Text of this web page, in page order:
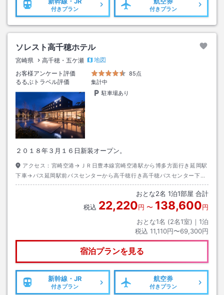
付きプラン 付きプラン
ソレスト高千穂ホテル
宮崎県 高千穂・五ケ瀬
地図
お客様アンケート評価
85点
るるぶトラベル評価
集計中
駐車場あり
２０１８年３月１６日新装オープン。
アクセス： 宮崎空港→ＪＲ日豊本線宮崎空港駅から博多方面行き延岡駅
下車→バス延岡駅前バスセンターから高千穂行き高千穂バスセンター下車
→徒歩約８分
おとな2名 1泊1部屋 合計
税込 22,220円 〜 138,600円
おとな1名 (2名1室)｜ 1泊
税込 11,110円〜69,300円
宿泊プランを見る
新幹線・JR
付きプラン
航空券
付きプラン